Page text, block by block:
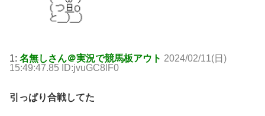
1: 名無しさん＠実況で競馬板アウト 2024/02/11(日)
15:49:47.85 ID:jvuGC8lF0
引っぱり合戦してた